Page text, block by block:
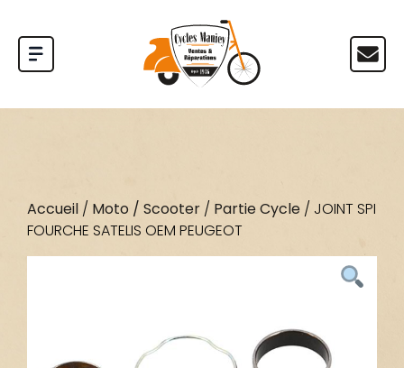
Accueil / Moto / Scooter / Partie Cycle / JOINT SPI
FOURCHE SATELIS OEM PEUGEOT